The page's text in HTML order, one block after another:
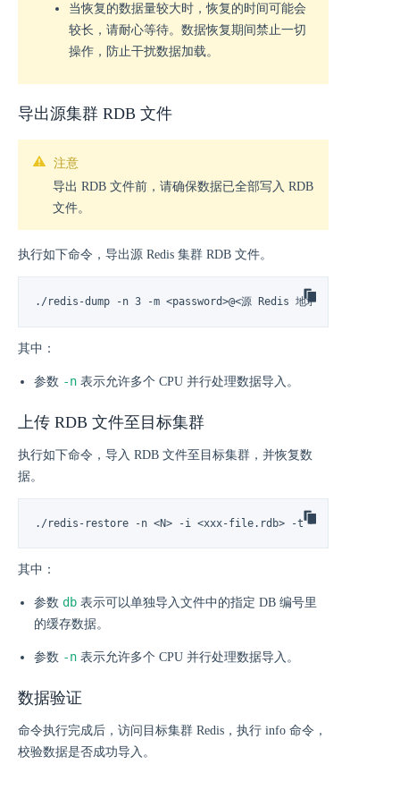
当恢复的数据量较大时，恢复的时间可能会
较长，请耐心等待。数据恢复期间禁止一切
操作，防止干扰数据加载。
导出源集群 RDB 文件
注意
导出 RDB 文件前，请确保数据已全部写入 RDB
文件。
执行如下命令，导出源 Redis 集群 RDB 文件。
./redis-dump -n 3 -m <password>@<源 Redis 地址:端口号> -o
其中：
参数 -n 表示允许多个 CPU 并行处理数据导入。
上传 RDB 文件至目标集群
执行如下命令，导入 RDB 文件至目标集群，并恢复数
据。
./redis-restore -n <N> -i <xxx-file.rdb> -t <password>@<目
其中：
参数 db 表示可以单独导入文件中的指定 DB 编号里
的缓存数据。
参数 -n 表示允许多个 CPU 并行处理数据导入。
数据验证
命令执行完成后，访问目标集群 Redis，执行 info 命令，
校验数据是否成功导入。